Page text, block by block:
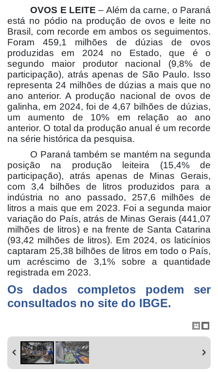
OVOS E LEITE– Além da carne, o Paraná
está no pódio na produção de ovos e leite no
Brasil, com recorde em ambos os seguimentos.
Foram 459,1 milhões de dúzias de ovos
produzidas em 2024 no Estado, que é o
segundo maior produtor nacional (9,8% de
participação), atrás apenas de São Paulo. Isso
representa 24 milhões de dúzias a mais que no
ano anterior. A produção nacional de ovos de
galinha, em 2024, foi de 4,67 bilhões de dúzias,
um aumento de 10% em relação ao ano
anterior. O total da produção anual é um recorde
na série histórica da pesquisa.
O Paraná também se mantém na segunda
posição na produção leiteira (15,4% de
participação), atrás apenas de Minas Gerais,
com 3,4 bilhões de litros produzidos para a
indústria no ano passado, 257,6 milhões de
litros a mais que em 2023. Foi a segunda maior
variação do País, atrás de Minas Gerais (441,07
milhões de litros) e na frente de Santa Catarina
(93,42 milhões de litros). Em 2024, os laticínios
captaram 25,38 bilhões de litros em todo o País,
um acréscimo de 3,1% sobre a quantidade
registrada em 2023.
Os dados completos podem ser
consultados no site do IBGE.